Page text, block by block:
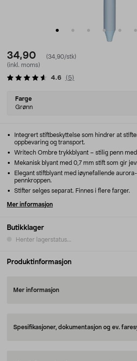
34,90
(34,90/stk)
(inkl. moms)
4.6 ( 5)
Select
variant
Farge
Grønn
Butikklager
Henter lagerstatus...
Integrert stiftbeskyttelse som hindrer at
oppbevaring og transport.
Writech Ombre trykkblyant – stilig penn
Mekanisk blyant med 0,7 mm stift som gir
Elegant stiftblyant med iøynefallende
pennkroppen.
Stifter selges separat. Finnes i flere farger.
Mer informasjon
Produktinformasjon
Mer informasjon
Spesifikasjoner, dokumentasjon og ev.